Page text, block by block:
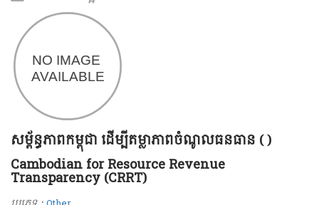
សម័្ពន្ធភាពកម្ពុជា ដើម្បីតម្លាភាពចំណូលធនធាន ( )
Cambodian for Resource Revenue
Transparency (CRRT)